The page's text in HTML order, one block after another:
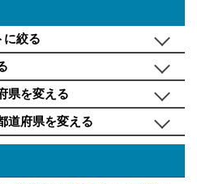
に絞る
県を変える
道府県を変える